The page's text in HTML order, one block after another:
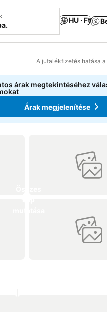
HU · Ft
A jutalékfizetés hatása
kedvencekhez
árak megtekintéséhez
Árak megjelenítése